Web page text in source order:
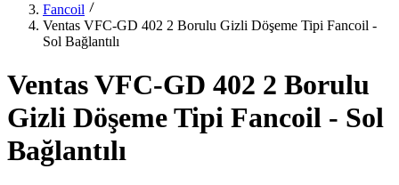
Fancoil
Ventas VFC-GD 402 2 Borulu Gizli Döşeme Tipi Fancoil -
Sol Bağlantılı
Ventas VFC-GD 402 2 Borulu
Gizli Döşeme Tipi Fancoil - Sol
Bağlantılı